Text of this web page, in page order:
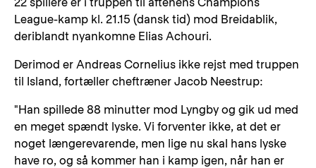
League-kamp kl. 21.15 (dansk tid) mod Breidablik,
deriblandt nyankomne Elias Achouri.
Derimod er Andreas Cornelius ikke rejst med truppen
til Island, fortæller cheftræner Jacob Neestrup:
"Han spillede 88 minutter mod Lyngby og gik ud med
en meget spændt lyske. Vi forventer ikke, at det er
noget længerevarende, men lige nu skal hans lyske
have ro, og så kommer han i kamp igen, når han er